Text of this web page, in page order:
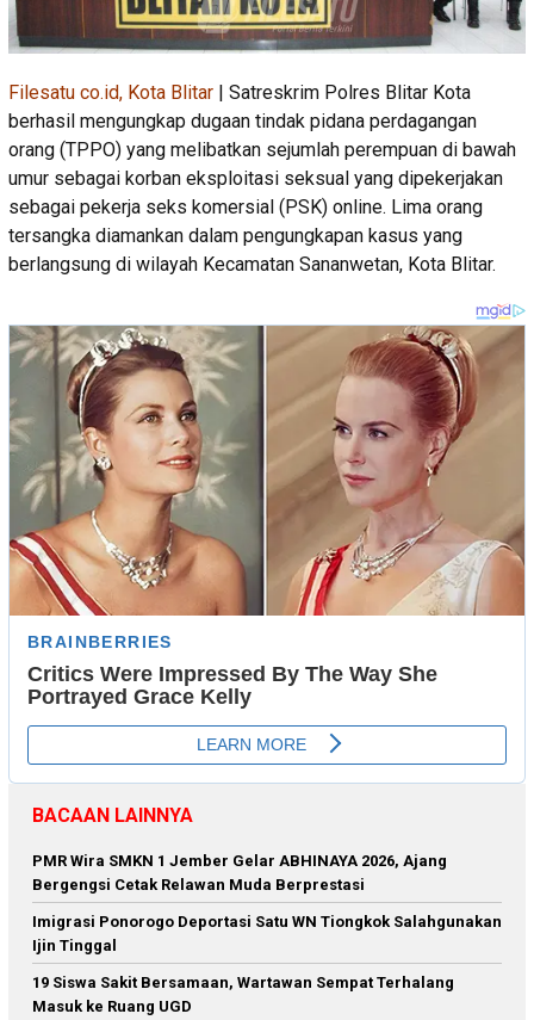
Filesatu co.id, Kota Blitar | Satreskrim Polres Blitar Kota
berhasil mengungkap dugaan tindak pidana perdagangan
orang (TPPO) yang melibatkan sejumlah perempuan di bawah
umur sebagai korban eksploitasi seksual yang dipekerjakan
sebagai pekerja seks komersial (PSK) online. Lima orang
tersangka diamankan dalam pengungkapan kasus yang
berlangsung di wilayah Kecamatan Sananwetan, Kota Blitar.
BACAAN LAINNYA
PMR Wira SMKN 1 Jember Gelar ABHINAYA 2026, Ajang
Bergengsi Cetak Relawan Muda Berprestasi
Imigrasi Ponorogo Deportasi Satu WN Tiongkok Salahgunakan
Ijin Tinggal
19 Siswa Sakit Bersamaan, Wartawan Sempat Terhalang
Masuk ke Ruang UGD